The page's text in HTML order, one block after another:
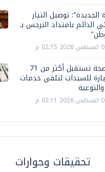
الجديدة": توصيل التيار
الدائم بامتداد النرجس بـ
وزارة الصحة تستقبل أكثر من 71
للسيدات لتلقي خدمات
تحقيقات وحوارات